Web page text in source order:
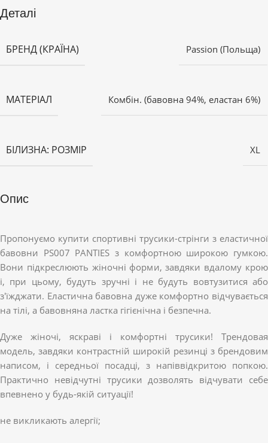
Деталі
БРЕНД (КРАЇНА) Passion (Польща)
МАТЕРІАЛ Комбін. (бавовна 94%, еластан 6%)
БІЛИЗНА: РОЗМІР XL
Опис
Пропонуємо купити спортивні трусики-стрінги з еластичної
бавовни PS007 PANTIES з комфортною широкою гумкою.
Вони підкреслюють жіночні форми, завдяки вдалому крою
і, при цьому, будуть зручні і не будуть вовтузитися або
з'їжджати. Еластична бавовна дуже комфортно відчувається
на тілі, а бавовняна ластка гігієнічна і безпечна.
Дуже жіночі, яскраві і комфортні трусики! Трендовая
модель, завдяки контрастній широкій резинці з брендовим
написом, і середньої посадці, з напіввідкритою попкою.
Практично невідчутні трусики дозволять відчувати себе
впевнено у будь-якій ситуації!
не викликають алергії;